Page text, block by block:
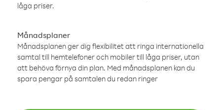
låga priser.
Månadsplaner
Månadsplanen ger dig flexibilitet att ringa internationella
samtal till hemtelefoner och mobiler till låga priser, utan
att behöva förnya din plan. Med månadsplanen kan du
spara pengar på samtalen du redan ringer